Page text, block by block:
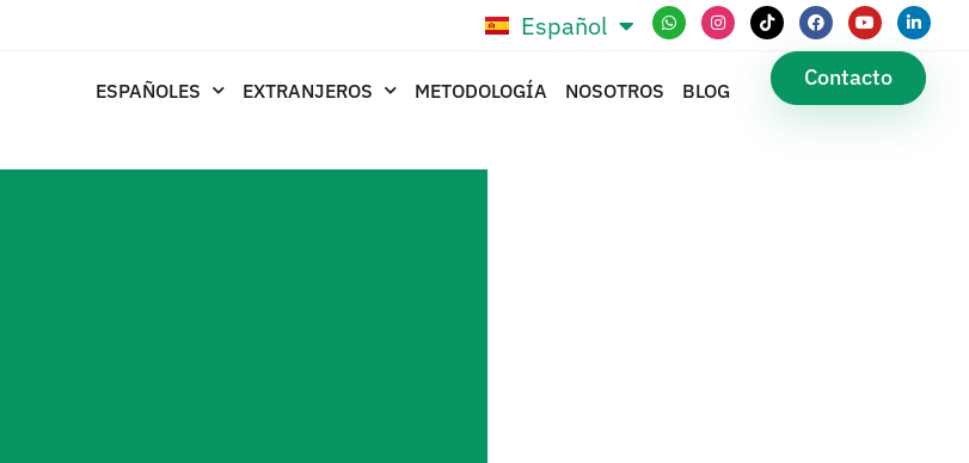
Español
Português
ESPAÑOLES EXTRANJEROS METODOLOGÍA NOSOTROS BLOG Contacto